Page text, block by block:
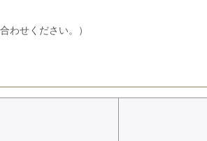
わせください。）